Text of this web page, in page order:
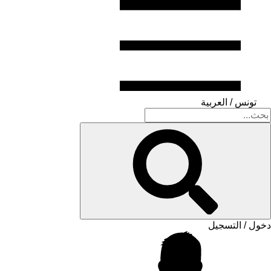
تونس / العربية
دخول / التسجيل